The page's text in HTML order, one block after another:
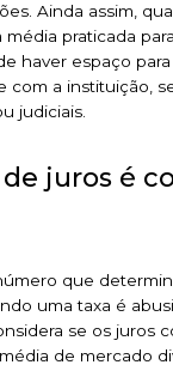
Ainda assim,
praticada
haver espaço
com a instituição,
judiciais.
juros é
que
uma taxa é
se os juros
de mercado